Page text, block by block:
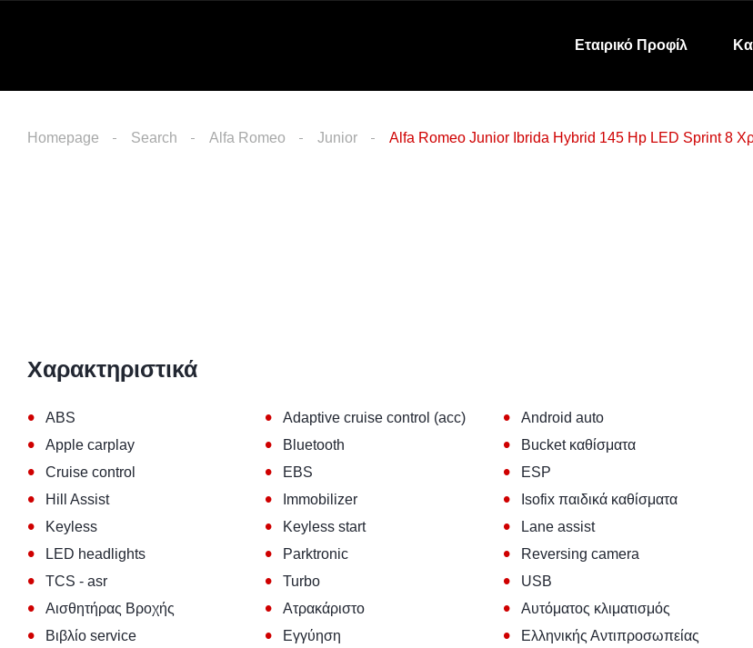
Εταιρικό Προφίλ
Homepage Search Alfa Romeo Junior Alfa Romeo Junior Ibrida Hybrid 145 Hp LED Sprint 8
Χαρακτηριστικά
• ABS • Adaptive cruise control (acc) • Android auto
• Apple carplay • Bluetooth • Bucket καθίσματα
• Cruise control • EBS • ESP
• Hill Assist • Immobilizer • Isofix παιδικά καθίσματα
• Keyless • Keyless start • Lane assist
• LED headlights • Parktronic • Reversing camera
• TCS - asr • Turbo • USB
• Αισθητήρας Βροχής • Ατρακάριστο • Αυτόματος κλιματισμός
• Βιβλίο service • Εγγύηση • Ελληνικής Αντιπροσωπείας